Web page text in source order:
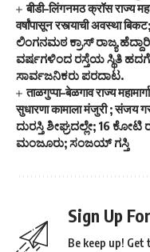
बीडी–लिंगनमठ क्रॉस राज्य
वर्षांपासून रस्त्याची अवस्था
ಲಿಂಗನಮಠ ಕ್ರಾಸ್ ರಾಜ್ಯ
ವರ್ಷಗಳಿಂದ ರಸ್ತೆಯ ಸ್ಥಿತಿ
ಸಾರ್ವಜನಿಕರು ಪರದಾಟ.
ताळगुप्पा–बेळगाव राज्य
सुधारणा कामाला मंजुरी ;
ದುರಸ್ತಿ ಶೀಘ್ರದಲ್ಲೇ; 16 ಕೋಟಿ
ಮಂಜೂರು; ಸಂಜಯ್ ಗಸ್ತಿ
Sign Up
Be keep up!